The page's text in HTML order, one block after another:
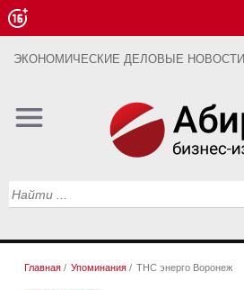
ЭКОНОМИЧЕСКИЕ ДЕЛОВЫЕ НОВОСТИ
Главная / Упоминания / ТНС энерго Воронеж